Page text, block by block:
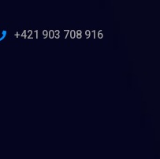
+421 903 708 916